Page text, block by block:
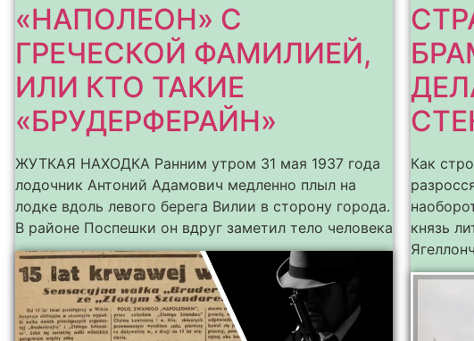
«НАПОЛЕОН» С
ГРЕЧЕСКОЙ ФАМИЛИЕЙ,
ИЛИ КТО ТАКИЕ
«БРУДЕРФЕРАЙН»
ЖУТКАЯ НАХОДКА Ранним утром 31 мая 1937 года
лодочник Антоний Адамович медленно плыл на
лодке вдоль левого берега Вилии в сторону города.
В районе Поспешки он вдруг заметил тело человека
Как
князь